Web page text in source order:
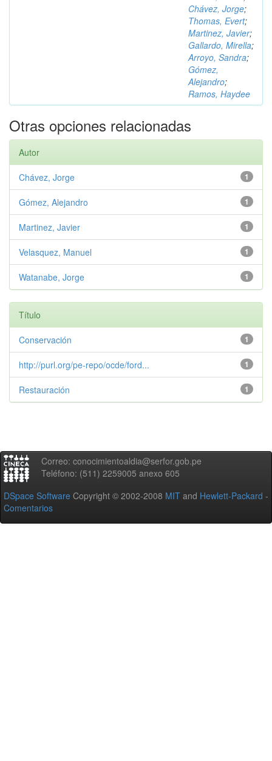
Chávez, Jorge;
Thomas, Evert;
Martinez, Javier;
Gallardo, Mirella;
Arroyo, Sandra;
Gómez,
Alejandro;
Ramos, Haydee
Otras opciones relacionadas
Autor
1
Chávez, Jorge
1
Gómez, Alejandro
1
Martinez, Javier
1
Velasquez, Manuel
1
Watanabe, Jorge
Título
1
Conservación
1
http://purl.org/pe-repo/ocde/ford...
1
Restauración
Correo: conocimientoaldia@serfor.gob.pe
Teléfono: (511) 2259005 anexo 605
DSpace Software Copyright © 2002-2008 MIT and Hewlett-Packard -
Comentarios